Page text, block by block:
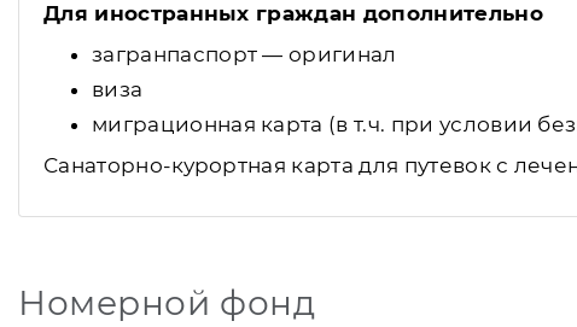
Для иностранных граждан дополнительно
загранпаспорт — оригинал
виза
миграционная карта (в т.ч. при условии
Санаторно-курортная карта для путевок с
Номерной фонд